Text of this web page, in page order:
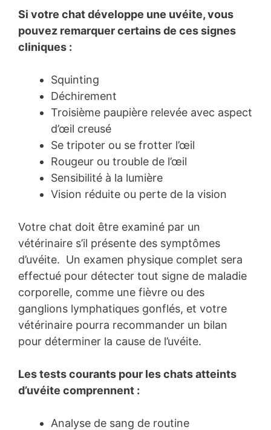
Si votre chat développe une uvéite, vous
pouvez remarquer certains de ces signes
cliniques :
Squinting
Déchirement
Troisième paupière relevée avec aspect
d’œil creusé
Se tripoter ou se frotter l’œil
Rougeur ou trouble de l’œil
Sensibilité à la lumière
Vision réduite ou perte de la vision
Votre chat doit être examiné par un
vétérinaire s’il présente des symptômes
d’uvéite. Un examen physique complet sera
effectué pour détecter tout signe de maladie
corporelle, comme une fièvre ou des
ganglions lymphatiques gonflés, et votre
vétérinaire pourra recommander un bilan
pour déterminer la cause de l’uvéite.
Les tests courants pour les chats atteints
d’uvéite comprennent :
Analyse de sang de routine